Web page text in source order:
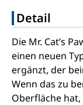
Detail
Die Mr. Cat’s
einen neuen
ergänzt, der
Wenn das zu
Oberfläche